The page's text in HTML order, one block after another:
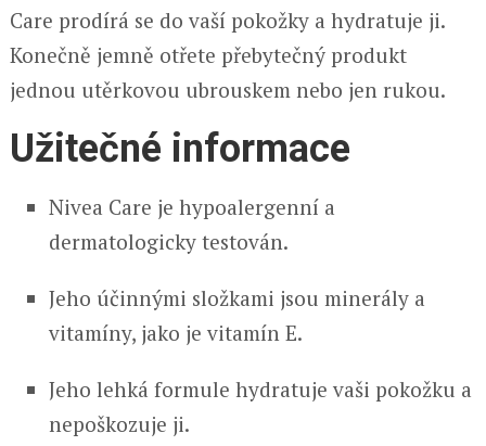
Care prodírá se do vaší pokožky a hydratuje ji.
Konečně jemně otřete přebytečný produkt
jednou utěrkovou ubrouskem nebo jen rukou.
Užitečné informace
Nivea Care je hypoalergenní a
dermatologicky testován.
Jeho účinnými složkami jsou minerály a
vitamíny, jako je vitamín E.
Jeho lehká formule hydratuje vaši pokožku a
nepoškozuje ji.